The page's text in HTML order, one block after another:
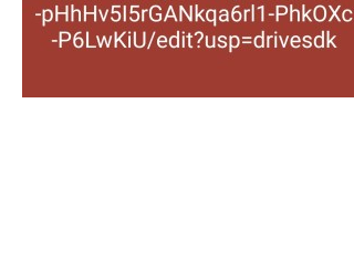
يتكون في البحر ويتركب من مادة
كربونات الكلسيوم، وهو أحمر أو شديد
الحمرة وهو أجود أنواعه، ويمتاز بكبر